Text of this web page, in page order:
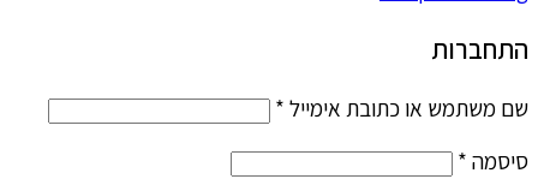
התחברות
שם משתמש או כתובת אימייל *
סיסמה *